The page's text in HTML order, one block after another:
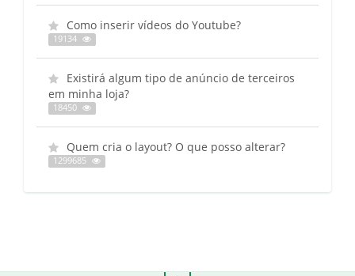
Como inserir vídeos do Youtube?
19134
Existirá algum tipo de anúncio de terceiros
em minha loja?
18450
Quem cria o layout? O que posso alterar?
1299685